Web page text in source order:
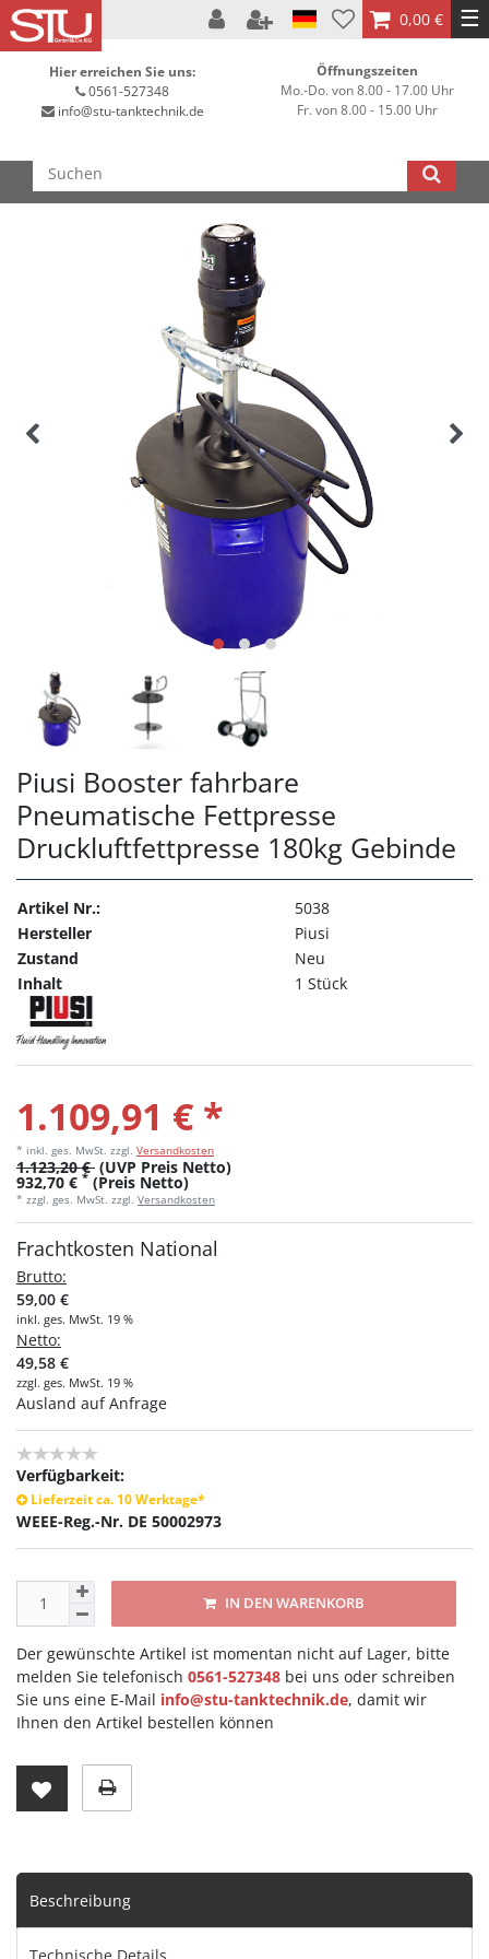
0,00 € ☰
Hier erreichen Sie uns:
0561-527348
info@stu-tanktechnik.de
Öffnungszeiten
Mo.-Do. von 8.00 - 17.00 Uhr
Fr. von 8.00 - 15.00 Uhr
Piusi Booster fahrbare
Pneumatische Fettpresse
Druckluftfettpresse 180kg Gebinde
Artikel Nr.:
5038
Hersteller
Piusi
Zustand
Neu
Inhalt
1 Stück
1.109,91 € *
* inkl. ges. MwSt. zzgl. Versandkosten
1.123,20 € (UVP Preis Netto)
932,70 € * (Preis Netto)
* zzgl. ges. MwSt. zzgl. Versandkosten
Frachtkosten National
Brutto:
59,00 €
inkl. ges. MwSt. 19 %
Netto:
49,58 €
zzgl. ges. MwSt. 19 %
Ausland auf Anfrage
Verfügbarkeit:
Lieferzeit ca. 10 Werktage*
WEEE-Reg.-Nr. DE 50002973
IN DEN WARENKORB
Der gewünschte Artikel ist momentan nicht auf Lager, bitte
melden Sie telefonisch 0561-527348 bei uns oder schreiben
Sie uns eine E-Mail info@stu-tanktechnik.de, damit wir
Ihnen den Artikel bestellen können
Beschreibung
Technische Details